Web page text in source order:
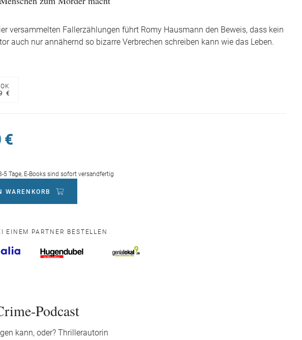
versammelten Fallerzählungen führt Romy Hausmann den Beweis, dass kein
auch nur annähernd so bizarre Verbrechen schreiben kann wie das Leben.
€
€
5 Tage, E-Books sind sofort versandfertig
WARENKORB
EINEM PARTNER BESTELLEN
Podcast
kann, oder? Thrillerautorin